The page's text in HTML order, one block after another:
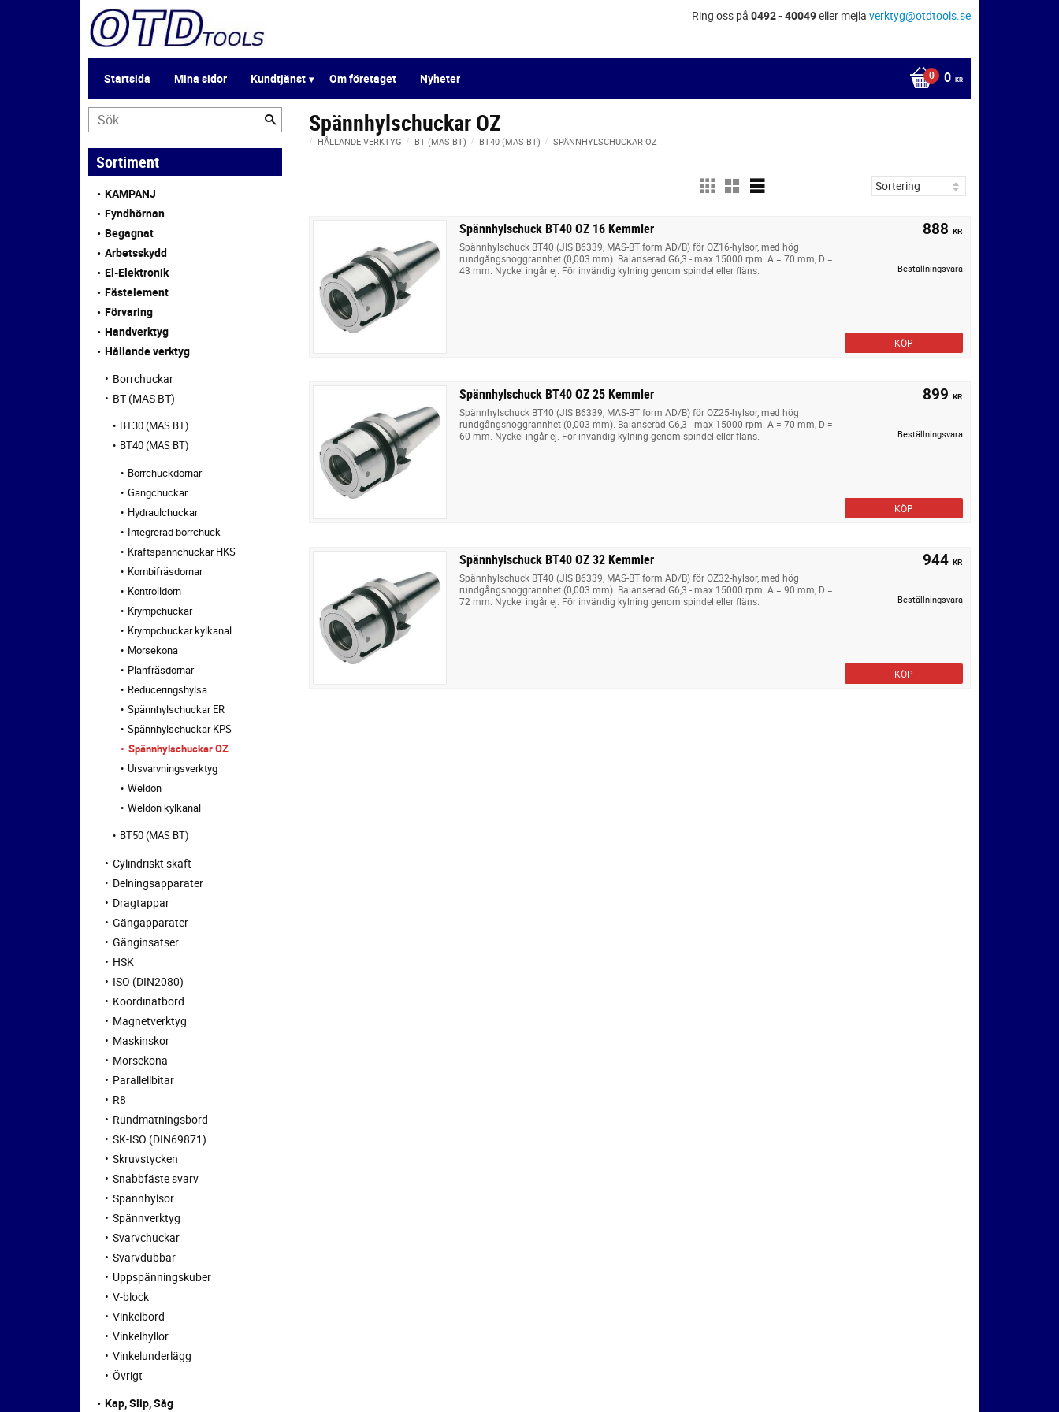
Ring oss på 0492 - 40049eller mejla verktyg@otdtools.se
Startsida Mina sidor Kundtjänst Om företaget Nyheter 0 KR
Spännhylschuckar OZ
HÅLLANDE VERKTYG BT (MAS BT) BT40 (MAS BT) SPÄNNHYLSCHUCKAR OZ
Spännhylschuck BT40 OZ 16 Kemmler
Spännhylschuck BT40 (JIS B6339, MAS-BT form AD/B) för OZ16-hylsor, med hög
rundgångsnoggrannhet (0,003 mm). Balanserad G6,3 - max 15000 rpm. A = 70 mm, D =
43 mm. Nyckel ingår ej. För invändig kylning genom spindel eller fläns.
888 KR
Beställningsvara
KÖP
Spännhylschuck BT40 OZ 25 Kemmler
Spännhylschuck BT40 (JIS B6339, MAS-BT form AD/B) för OZ25-hylsor, med hög
rundgångsnoggrannhet (0,003 mm). Balanserad G6,3 - max 15000 rpm. A = 70 mm, D =
60 mm. Nyckel ingår ej. För invändig kylning genom spindel eller fläns.
899 KR
Beställningsvara
KÖP
Spännhylschuck BT40 OZ 32 Kemmler
Spännhylschuck BT40 (JIS B6339, MAS-BT form AD/B) för OZ32-hylsor, med hög
rundgångsnoggrannhet (0,003 mm). Balanserad G6,3 - max 15000 rpm. A = 90 mm, D =
72 mm. Nyckel ingår ej. För invändig kylning genom spindel eller fläns.
944 KR
Beställningsvara
KÖP
Sortiment
KAMPANJ
Fyndhörnan
Begagnat
Arbetsskydd
El-Elektronik
Fästelement
Förvaring
Handverktyg
Hållande verktyg
Borrchuckar
BT (MAS BT)
BT30 (MAS BT)
BT40 (MAS BT)
Borrchuckdornar
Gängchuckar
Hydraulchuckar
Integrerad borrchuck
Kraftspännchuckar HKS
Kombifräsdornar
Kontrolldorn
Krympchuckar
Krympchuckar kylkanal
Morsekona
Planfräsdornar
Reduceringshylsa
Spännhylschuckar ER
Spännhylschuckar KPS
Spännhylschuckar OZ
Ursvarvningsverktyg
Weldon
Weldon kylkanal
BT50 (MAS BT)
Cylindriskt skaft
Delningsapparater
Dragtappar
Gängapparater
Gänginsatser
HSK
ISO (DIN2080)
Koordinatbord
Magnetverktyg
Maskinskor
Morsekona
Parallellbitar
R8
Rundmatningsbord
SK-ISO (DIN69871)
Skruvstycken
Snabbfäste svarv
Spännhylsor
Spännverktyg
Svarvchuckar
Svarvdubbar
Uppspänningskuber
V-block
Vinkelbord
Vinkelhyllor
Vinkelunderlägg
Övrigt
Kap, Slip, Såg